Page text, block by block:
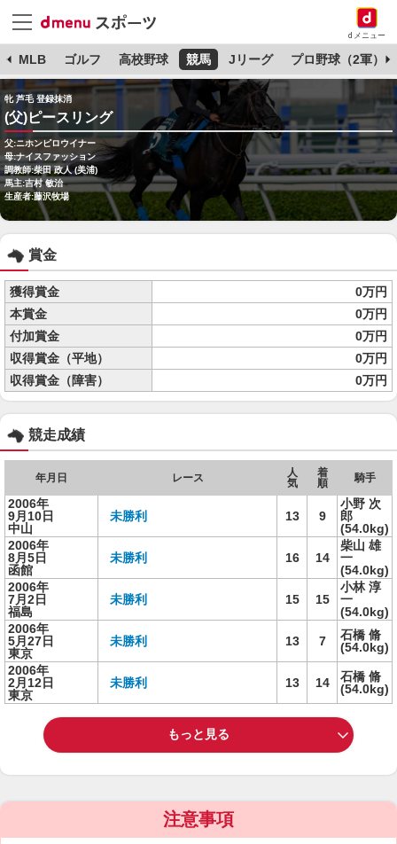
dメニュー
MLB ゴルフ 高校野球 競馬 Jリーグ プロ野球（2軍）
牝 芦毛 登録抹消
(父)ピースリング
父:ニホンピロウイナー
母:ナイスファッション
調教師:柴田 政人 (美浦)
馬主:吉村 敏治
生産者:藤沢牧場
賞金
獲得賞金
0万円
本賞金
0万円
付加賞金
0万円
収得賞金（平地）
0万円
収得賞金（障害）
0万円
競走成績
年月日 レース
人
気
着
順
騎手
2006年
9月10日
中山
未勝利 13 9
小野 次
郎
(54.0kg)
2006年
8月5日
函館
未勝利 16 14
柴山 雄
一
(54.0kg)
2006年
7月2日
福島
未勝利 15 15
小林 淳
一
(54.0kg)
2006年
5月27日
東京
未勝利 13 7
石橋 脩
(54.0kg)
2006年
2月12日
東京
未勝利 13 14
石橋 脩
(54.0kg)
もっと見る
注意事項